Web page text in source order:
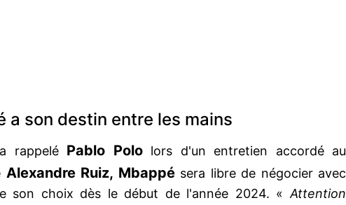
a son destin entre les mains
rappelé Pablo Pololors d'un entretien accordé au
Alexandre Ruiz, Mbappésera libre de négocier avec
son choix dès le début de l'année 2024. « Attention